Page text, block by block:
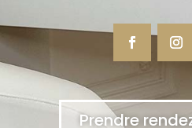
Prendre